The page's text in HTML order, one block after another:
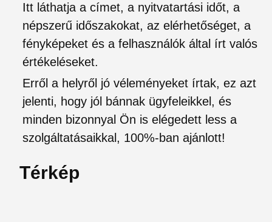
Itt láthatja a címet, a nyitvatartási időt, a
népszerű időszakokat, az elérhetőséget, a
fényképeket és a felhasználók által írt valós
értékeléseket.
Erről a helyről jó véleményeket írtak, ez azt
jelenti, hogy jól bánnak ügyfeleikkel, és
minden bizonnyal Ön is elégedett less a
szolgáltatásaikkal, 100%-ban ajánlott!
Térkép